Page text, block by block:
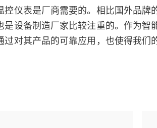
控仪表是厂商需要的。相比国外品牌
是设备制造厂家比较注重的。作为智
过对其产品的可靠应用，也使得我们